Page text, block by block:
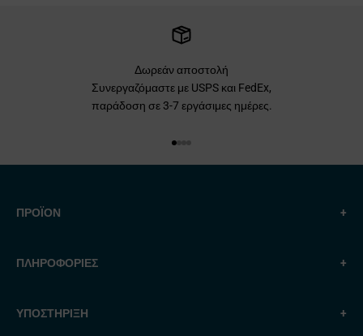
Δωρεάν αποστολή
Συνεργαζόμαστε με USPS και FedEx,
παράδοση σε 3-7 εργάσιμες ημέρες.
ΠΡΟΪΟΝ +
ΠΛΗΡΟΦΟΡΙΕΣ +
ΥΠΟΣΤΗΡΙΞΗ +